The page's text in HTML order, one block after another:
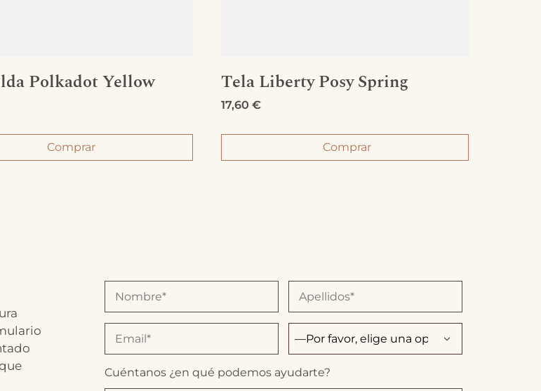
Polkadot Yellow
Comprar
Tela Liberty Posy Spring
17,60 €
Comprar
Cuéntanos ¿en qué podemos ayudarte?